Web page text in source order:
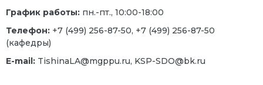
График работы: пн.-пт., 10:00-18:00
Телефон: +7 (499) 256-87-50, +7 (499) 256-87-50
(кафедры)
E-mail: TishinaLA@mgppu.ru, KSP-SDO@bk.ru